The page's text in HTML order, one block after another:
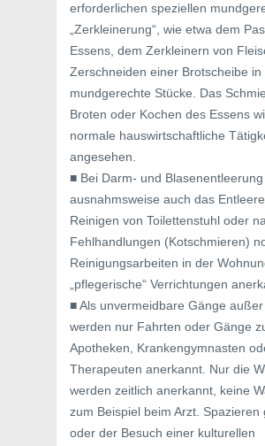
erforderlichen speziellen
„Zerkleinerung“, wie etwa dem
Essens, dem Zerkleinern von
Zerschneiden einer Brotscheibe in
mundgerechte Stücke. Das
Broten oder Kochen des Essens
normale hauswirtschaftliche
angesehen.
■ Bei Darm- und
ausnahmsweise auch das
Reinigen von Toilettenstuhl oder
Fehlhandlungen (Kotschmieren)
Reinigungsarbeiten in der
„pflegerische“ Verrichtungen
■ Als unvermeidbare Gänge
werden nur Fahrten oder Gänge
Apotheken, Krankengymnasten
Therapeuten anerkannt. Nur die
werden zeitlich anerkannt, keine
zum Beispiel beim Arzt. Spazieren
oder der Besuch einer kulturellen